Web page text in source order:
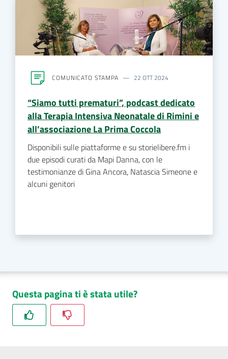
COMUNICATO STAMPA 22 OTT 2024
“Siamo tutti prematuri”, podcast dedicato
alla Terapia Intensiva Neonatale di Rimini e
all’associazione La Prima Coccola
Disponibili sulle piattaforme e su storielibere.fm i
due episodi curati da Mapi Danna, con le
testimonianze di Gina Ancora, Natascia Simeone e
alcuni genitori
Questa pagina ti è stata utile?